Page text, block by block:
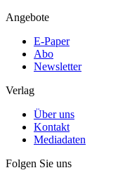
Angebote
E-Paper
Abo
Newsletter
Verlag
Über uns
Kontakt
Mediadaten
Folgen Sie uns